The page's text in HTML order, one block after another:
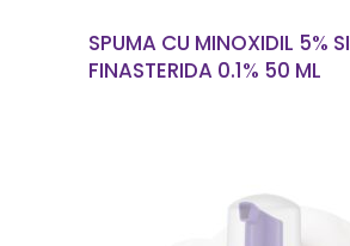
SPUMA CU MINOXIDIL 5% SI
FINASTERIDA 0.1% 50 ML